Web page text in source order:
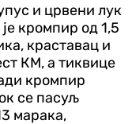
и црвени лук
кромпир од 1,5
краставац и
КМ, а тиквице
кромпир
се пасуљ
марака,